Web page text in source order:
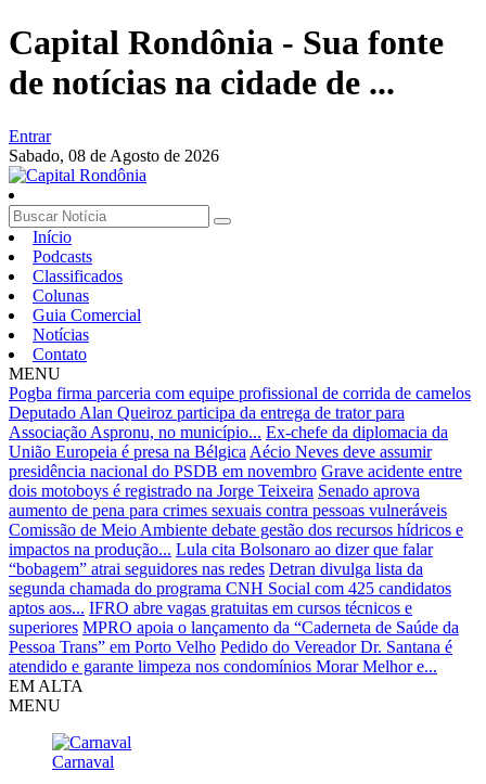
Capital Rondônia - Sua fonte
de notícias na cidade de ...
Entrar
Sabado, 08 de Agosto de 2026
Início
Podcasts
Classificados
Colunas
Guia Comercial
Notícias
Contato
MENU
Pogba firma parceria com equipe profissional de corrida de camelos
Deputado Alan Queiroz participa da entrega de trator para
Associação Aspronu, no município... Ex-chefe da diplomacia da
União Europeia é presa na Bélgica Aécio Neves deve assumir
presidência nacional do PSDB em novembro Grave acidente entre
dois motoboys é registrado na Jorge Teixeira Senado aprova
aumento de pena para crimes sexuais contra pessoas vulneráveis
Comissão de Meio Ambiente debate gestão dos recursos hídricos e
impactos na produção... Lula cita Bolsonaro ao dizer que falar
“bobagem” atrai seguidores nas redes Detran divulga lista da
segunda chamada do programa CNH Social com 425 candidatos
aptos aos... IFRO abre vagas gratuitas em cursos técnicos e
superiores MPRO apoia o lançamento da “Caderneta de Saúde da
Pessoa Trans” em Porto Velho Pedido do Vereador Dr. Santana é
atendido e garante limpeza nos condomínios Morar Melhor e...
EM ALTA
MENU
Carnaval